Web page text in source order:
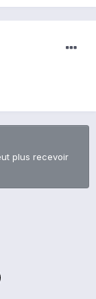
plus recevoir